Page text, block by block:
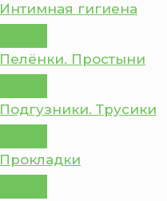
Интимная гигиена
Пелёнки. Простыни
Подгузники. Трусики
Прокладки